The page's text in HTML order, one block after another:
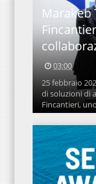
Marakeb
03:00
25 febbraio
di soluzioni di
Fincantieri,